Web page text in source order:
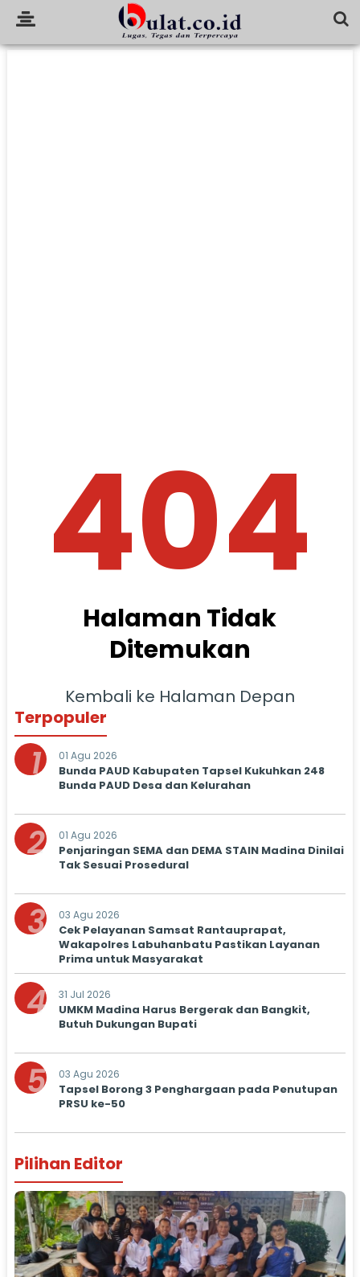
404
Halaman Tidak
Ditemukan
Kembali ke Halaman Depan
Terpopuler
1 01 Agu 2026
Bunda PAUD Kabupaten Tapsel Kukuhkan 248
Bunda PAUD Desa dan Kelurahan
2 01 Agu 2026
Penjaringan SEMA dan DEMA STAIN Madina Dinilai
Tak Sesuai Prosedural
3 03 Agu 2026
Cek Pelayanan Samsat Rantauprapat,
Wakapolres Labuhanbatu Pastikan Layanan
Prima untuk Masyarakat
4 31 Jul 2026
UMKM Madina Harus Bergerak dan Bangkit,
Butuh Dukungan Bupati
5 03 Agu 2026
Tapsel Borong 3 Penghargaan pada Penutupan
PRSU ke-50
Pilihan Editor